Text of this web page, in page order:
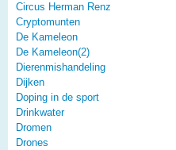
Circus Herman Renz
Cryptomunten
De Kameleon
De Kameleon(2)
Dierenmishandeling
Dijken
Doping in de sport
Drinkwater
Dromen
Drones